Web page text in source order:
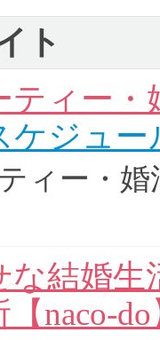
ト
ティー
ケジュー
ィー・
な結婚
naco-